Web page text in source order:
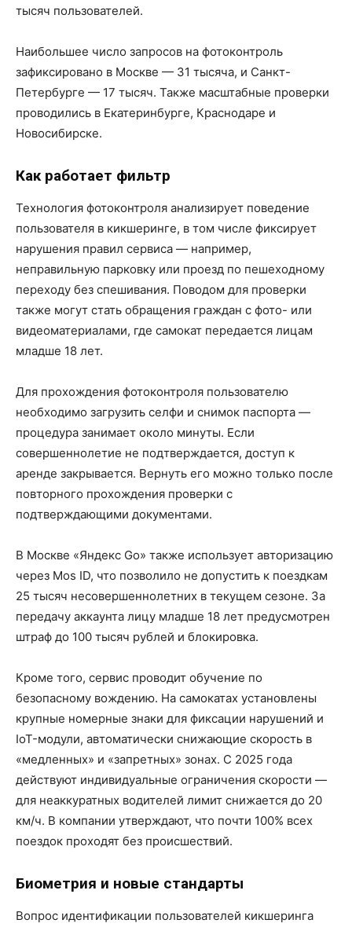
тысяч пользователей.
Наибольшее число запросов на фотоконтроль
зафиксировано в Москве — 31 тысяча, и Санкт-
Петербурге — 17 тысяч. Также масштабные проверки
проводились в Екатеринбурге, Краснодаре и
Новосибирске.
Как работает фильтр
Технология фотоконтроля анализирует поведение
пользователя в кикшеринге, в том числе фиксирует
нарушения правил сервиса — например,
неправильную парковку или проезд по пешеходному
переходу без спешивания. Поводом для проверки
также могут стать обращения граждан с фото- или
видеоматериалами, где самокат передается лицам
младше 18 лет.
Для прохождения фотоконтроля пользователю
необходимо загрузить селфи и снимок паспорта —
процедура занимает около минуты. Если
совершеннолетие не подтверждается, доступ к
аренде закрывается. Вернуть его можно только после
повторного прохождения проверки с
подтверждающими документами.
В Москве «Яндекс Go» также использует авторизацию
через Mos ID, что позволило не допустить к поездкам
25 тысяч несовершеннолетних в текущем сезоне. За
передачу аккаунта лицу младше 18 лет предусмотрен
штраф до 100 тысяч рублей и блокировка.
Кроме того, сервис проводит обучение по
безопасному вождению. На самокатах установлены
крупные номерные знаки для фиксации нарушений и
IoT-модули, автоматически снижающие скорость в
«медленных» и «запретных» зонах. С 2025 года
действуют индивидуальные ограничения скорости —
для неаккуратных водителей лимит снижается до 20
км/ч. В компании утверждают, что почти 100% всех
поездок проходят без происшествий.
Биометрия и новые стандарты
Вопрос идентификации пользователей кикшеринга